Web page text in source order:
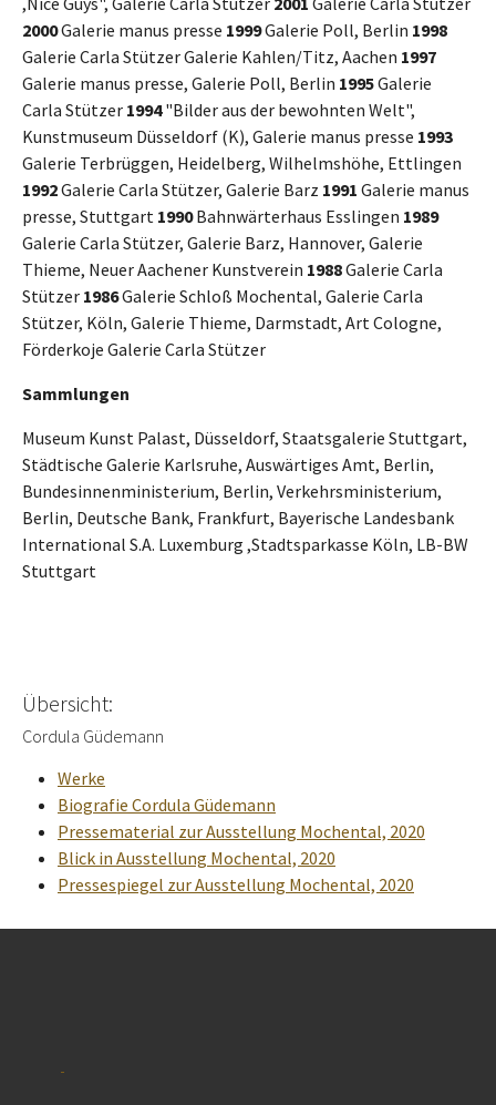
2000Galerie manus presse 1999Galerie Poll, Berlin 1998
Galerie Carla Stützer Galerie Kahlen/Titz, Aachen 1997
Galerie manus presse, Galerie Poll, Berlin 1995Galerie
Carla Stützer 1994"Bilder aus der bewohnten Welt",
Kunstmuseum Düsseldorf (K), Galerie manus presse 1993
Galerie Terbrüggen, Heidelberg, Wilhelmshöhe, Ettlingen
1992Galerie Carla Stützer, Galerie Barz 1991 Galerie manus
presse, Stuttgart 1990Bahnwärterhaus Esslingen 1989
Galerie Carla Stützer, Galerie Barz, Hannover, Galerie
Thieme, Neuer Aachener Kunstverein 1988Galerie Carla
Stützer 1986Galerie Schloß Mochental, Galerie Carla
Stützer, Köln, Galerie Thieme, Darmstadt, Art Cologne,
Förderkoje Galerie Carla Stützer
Sammlungen
Museum Kunst Palast, Düsseldorf, Staatsgalerie Stuttgart,
Städtische Galerie Karlsruhe, Auswärtiges Amt, Berlin,
Bundesinnenministerium, Berlin, Verkehrsministerium,
Berlin, Deutsche Bank, Frankfurt, Bayerische Landesbank
International S.A. Luxemburg ,Stadtsparkasse Köln, LB-BW
Stuttgart
Übersicht:
Cordula Güdemann
Werke
Biografie Cordula Güdemann
Pressematerial zur Ausstellung Mochental, 2020
Blick in Ausstellung Mochental, 2020
Pressespiegel zur Ausstellung Mochental, 2020